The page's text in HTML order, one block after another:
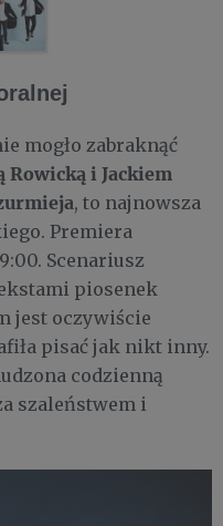
mogło zabraknąć
Rowicką i Jackiem
, to najnowsza
Premiera
Scenariusz
piosenek
jest oczywiście
pisać jak nikt inny.
codzienną
szaleństwem i